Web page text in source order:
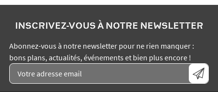
INSCRIVEZ-VOUS À NOTRE NEWSLETTER
Abonnez-vous à notre newsletter pour ne rien manquer :
bons plans, actualités, événements et bien plus encore !